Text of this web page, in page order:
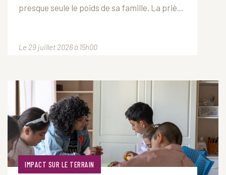
presque seule le poids de sa famille. La priè...
Le 29 juillet 2026 à 15h00
IMPACT SUR LE TERRAIN